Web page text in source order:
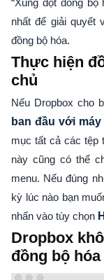
“Xung đột đồng
nhất để giải quyết
đồng bộ hóa.
Thực hiện
chủ
Nếu Dropbox cho
ban đầu với máy
mục tất cả các tệp
này cũng có thể
menu. Nếu đúng
kỳ lúc nào bạn
nhấn vào tùy chọn
Dropbox
đồng bộ